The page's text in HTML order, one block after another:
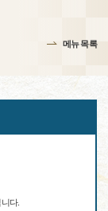
메뉴 목록
다.